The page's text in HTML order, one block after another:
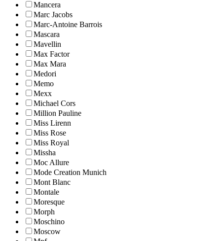
Mancera
Marc Jacobs
Marc-Antoine Barrois
Mascara
Mavellin
Max Factor
Max Mara
Medori
Memo
Mexx
Michael Cors
Million Pauline
Miss Lirenn
Miss Rose
Miss Royal
Missha
Moc Allure
Mode Creation Munich
Mont Blanc
Montale
Moresque
Morph
Moschino
Moscow